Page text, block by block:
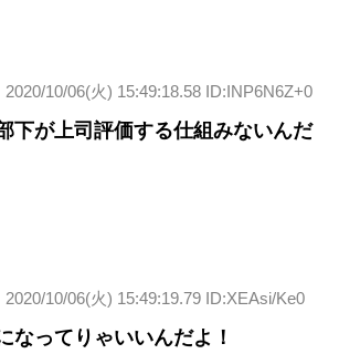
2020/10/06(火) 15:49:18.58 ID:INP6N6Z+0
下が上司評価する仕組みないんだ
2020/10/06(火) 15:49:19.79 ID:XEAsi/Ke0
なってりゃいいんだよ！